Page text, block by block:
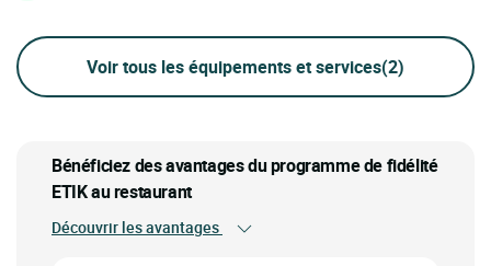
Voir tous les équipements et services(2)
Bénéficiez des avantages du programme de fidélité
ETIK au restaurant
Découvrir les avantages